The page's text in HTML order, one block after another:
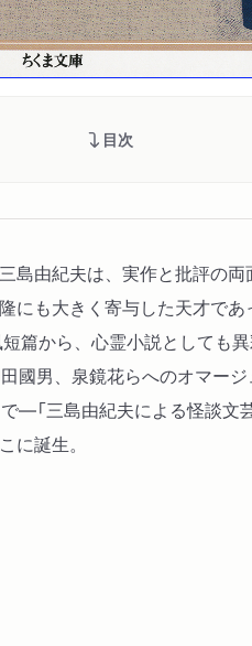
目次
島由紀夫は、実作と批評の両
も大きく寄与した天才であ
短篇から、心霊小説としても
田國男、泉鏡花らへのオマー
―「三島由紀夫による怪談文
に誕生。